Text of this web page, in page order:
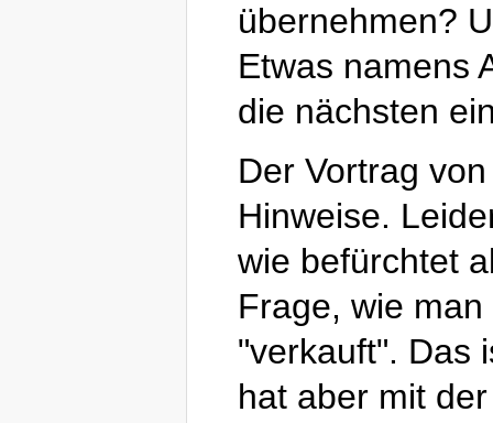
übernehmen?
Etwas namens
die nächsten
Der Vortrag
Hinweise.
wie befürchtet
Frage, wie
"verkauft". Das
hat aber mit